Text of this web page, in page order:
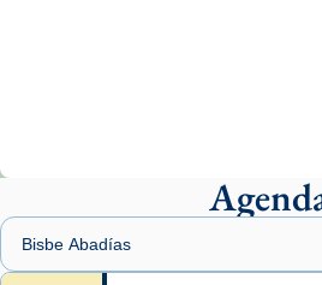
presidit aquest 27 de juliol
Santes de Mataró.
🔗